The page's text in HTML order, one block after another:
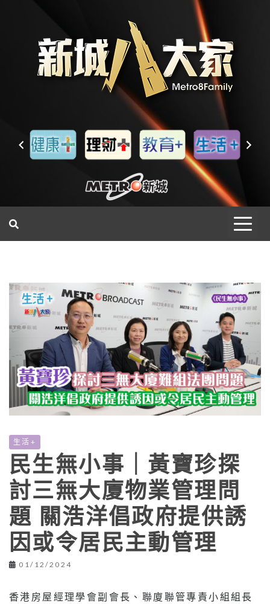
生活+
民生無小事｜黃寶珍探
討三無大廈物業管理問
題 關浩洋倡政府提供誘
因或令居民主動管理
01/12/2024
香港房屋經理學會副會長、聯廈聯管專責小組組長